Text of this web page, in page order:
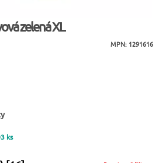
zelená XL
MPN: 1291616
ks